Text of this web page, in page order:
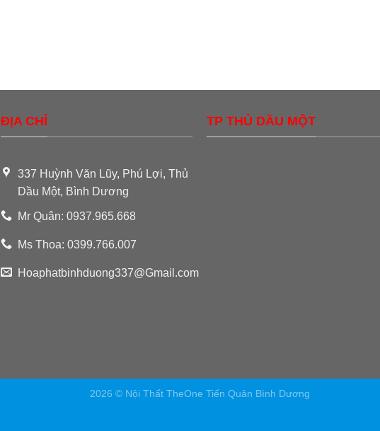
ĐỊA CHỈ
337 Huỳnh Văn Lũy, Phú Lợi, Thủ
Dầu Một, Bình Dương
Mr Quân: 0937.965.668
Ms Thoa: 0399.766.007
Hoaphatbinhduong337@Gmail.com
TP THỦ DẦU MỘT
2026 © Nội Thất TheOne Tiến Quân Bình Dương